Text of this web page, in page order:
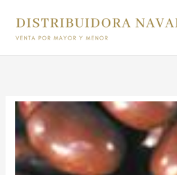
contenido
u
r
o
r